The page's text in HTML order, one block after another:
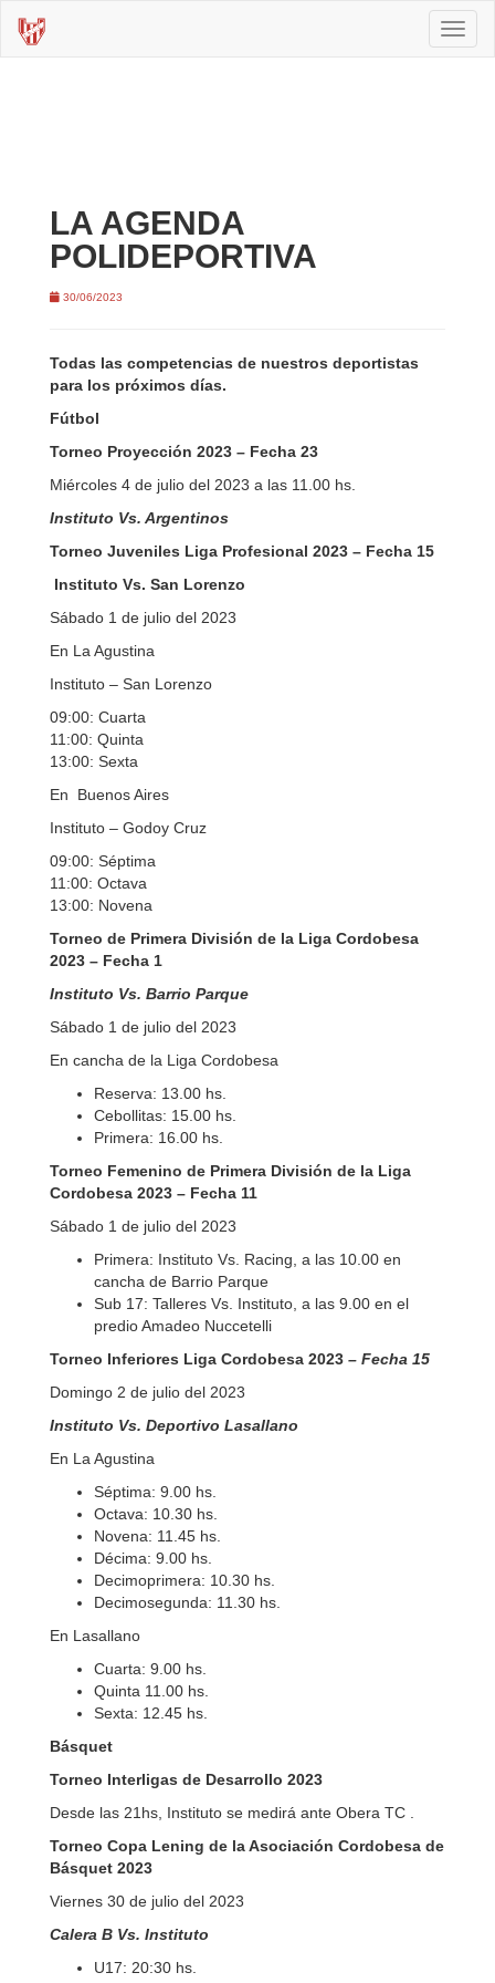
LA AGENDA
POLIDEPORTIVA
30/06/2023
Todas las competencias de nuestros deportistas
para los próximos días.
Fútbol
Torneo Proyección 2023 – Fecha 23
Miércoles 4 de julio del 2023 a las 11.00 hs.
Instituto Vs. Argentinos
Torneo Juveniles Liga Profesional 2023 – Fecha 15
Instituto Vs. San Lorenzo
Sábado 1 de julio del 2023
En La Agustina
Instituto – San Lorenzo
09:00: Cuarta
11:00: Quinta
13:00: Sexta
En Buenos Aires
Instituto – Godoy Cruz
09:00: Séptima
11:00: Octava
13:00: Novena
Torneo de Primera División de la Liga Cordobesa
2023 – Fecha 1
Instituto Vs. Barrio Parque
Sábado 1 de julio del 2023
En cancha de la Liga Cordobesa
Reserva: 13.00 hs.
Cebollitas: 15.00 hs.
Primera: 16.00 hs.
Torneo Femenino de Primera División de la Liga
Cordobesa 2023 – Fecha 11
Sábado 1 de julio del 2023
Primera: Instituto Vs. Racing, a las 10.00 en
cancha de Barrio Parque
Sub 17: Talleres Vs. Instituto, a las 9.00 en el
predio Amadeo Nuccetelli
Torneo Inferiores Liga Cordobesa 2023 – Fecha 15
Domingo 2 de julio del 2023
Instituto Vs. Deportivo Lasallano
En La Agustina
Séptima: 9.00 hs.
Octava: 10.30 hs.
Novena: 11.45 hs.
Décima: 9.00 hs.
Decimoprimera: 10.30 hs.
Decimosegunda: 11.30 hs.
En Lasallano
Cuarta: 9.00 hs.
Quinta 11.00 hs.
Sexta: 12.45 hs.
Básquet
Torneo Interligas de Desarrollo 2023
Desde las 21hs, Instituto se medirá ante Obera TC .
Torneo Copa Lening de la Asociación Cordobesa de
Básquet 2023
Viernes 30 de julio del 2023
Calera B Vs. Instituto
U17: 20:30 hs.